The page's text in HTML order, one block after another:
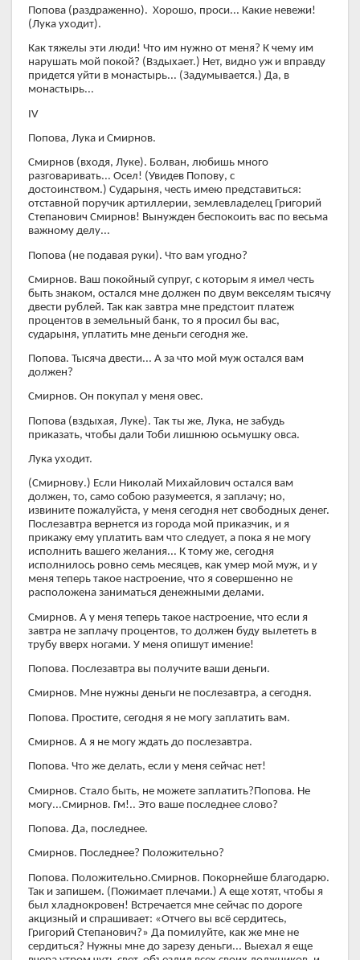
Попова (раздраженно). Хорошо, проси... Какие невежи!
(Лука уходит).
Как тяжелы эти люди! Что им нужно от меня? К чему им
нарушать мой покой? (Вздыхает.) Нет, видно уж и вправду
придется уйти в монастырь... (Задумывается.) Да, в
монастырь...
IV
Попова, Лука и Смирнов.
Смирнов (входя, Луке). Болван, любишь много
разговаривать... Осел! (Увидев Попову, с
достоинством.) Сударыня, честь имею представиться:
отставной поручик артиллерии, землевладелец Григорий
Степанович Смирнов! Вынужден беспокоить вас по весьма
важному делу...
Попова (не подавая руки). Что вам угодно?
Смирнов. Ваш покойный супруг, с которым я имел честь
быть знаком, остался мне должен по двум векселям тысячу
двести рублей. Так как завтра мне предстоит платеж
процентов в земельный банк, то я просил бы вас,
сударыня, уплатить мне деньги сегодня же.
Попова. Тысяча двести... А за что мой муж остался вам
должен?
Смирнов. Он покупал у меня овес.
Попова (вздыхая, Луке). Так ты же, Лука, не забудь
приказать, чтобы дали Тоби лишнюю осьмушку овса.
Лука уходит.
(Смирнову.) Если Николай Михайлович остался вам
должен, то, само собою разумеется, я заплачу; но,
извините пожалуйста, у меня сегодня нет свободных денег.
Послезавтра вернется из города мой приказчик, и я
прикажу ему уплатить вам что следует, а пока я не могу
исполнить вашего желания... К тому же, сегодня
исполнилось ровно семь месяцев, как умер мой муж, и у
меня теперь такое настроение, что я совершенно не
расположена заниматься денежными делами.
Смирнов. А у меня теперь такое настроение, что если я
завтра не заплачу процентов, то должен буду вылететь в
трубу вверх ногами. У меня опишут имение!
Попова. Послезавтра вы получите ваши деньги.
Смирнов. Мне нужны деньги не послезавтра, а сегодня.
Попова. Простите, сегодня я не могу заплатить вам.
Смирнов. А я не могу ждать до послезавтра.
Попова. Что же делать, если у меня сейчас нет!
Смирнов. Стало быть, не можете заплатить?Попова. Не
могу...Смирнов. Гм!.. Это ваше последнее слово?
Попова. Да, последнее.
Смирнов. Последнее? Положительно?
Попова. Положительно.Смирнов. Покорнейше благодарю.
Так и запишем. (Пожимает плечами.) А еще хотят, чтобы я
был хладнокровен! Встречается мне сейчас по дороге
акцизный и спрашивает: «Отчего вы всё сердитесь,
Григорий Степанович?» Да помилуйте, как же мне не
сердиться? Нужны мне до зарезу деньги... Выехал я еще